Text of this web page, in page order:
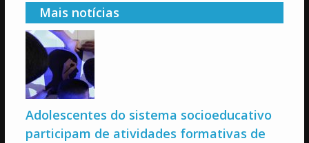
Mais notícias
Adolescentes do sistema socioeducativo
participam de atividades formativas de